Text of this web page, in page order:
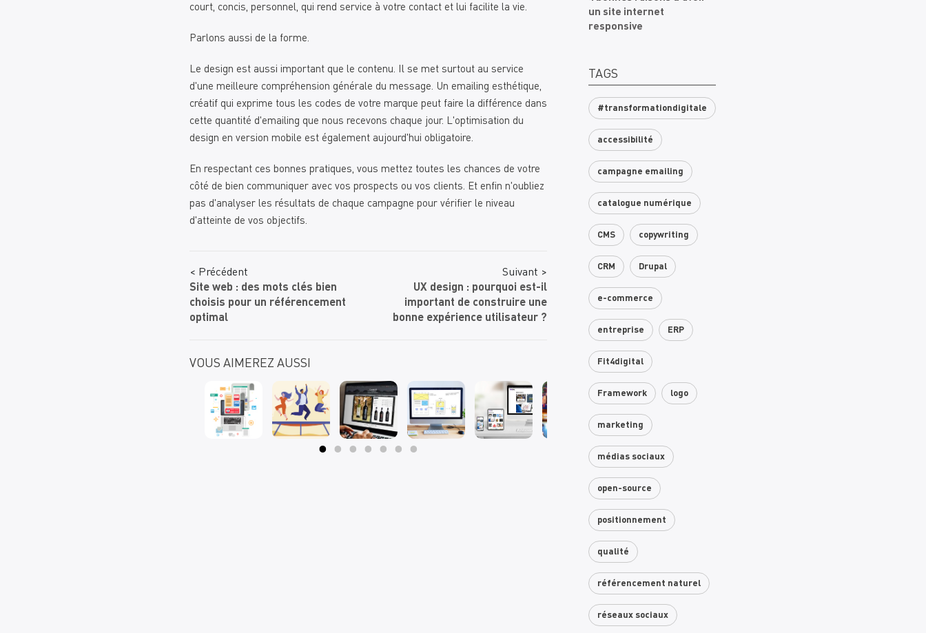
court, concis, personnel, qui rend service à votre contact et lui facilite la vie.
Parlons aussi de la forme.
Le design est aussi important que le contenu. Il se met surtout au service
d'une meilleure compréhension générale du message. Un emailing esthétique,
créatif qui exprime tous les codes de votre marque peut faire la différence dans
cette quantité d'emailing que nous recevons chaque jour. L'optimisation du
design en version mobile est également aujourd'hui obligatoire.
En respectant ces bonnes pratiques, vous mettez toutes les chances de votre
côté de bien communiquer avec vos prospects ou vos clients. Et enfin n'oubliez
pas d'analyser les résultats de chaque campagne pour vérifier le niveau
d'atteinte de vos objectifs.
< Précédent
Site web : des mots clés bien
choisis pour un référencement
optimal
Suivant >
UX design : pourquoi est-il
important de construire une
bonne expérience utilisateur ?
VOUS AIMEREZ AUSSI
un site internet
responsive
TAGS
#transformationdigitale
accessibilité
campagne emailing
catalogue numérique
CMS copywriting
CRM Drupal
e-commerce
entreprise ERP
Fit4digital
Framework logo
marketing
médias sociaux
open-source
positionnement
qualité
référencement naturel
réseaux sociaux